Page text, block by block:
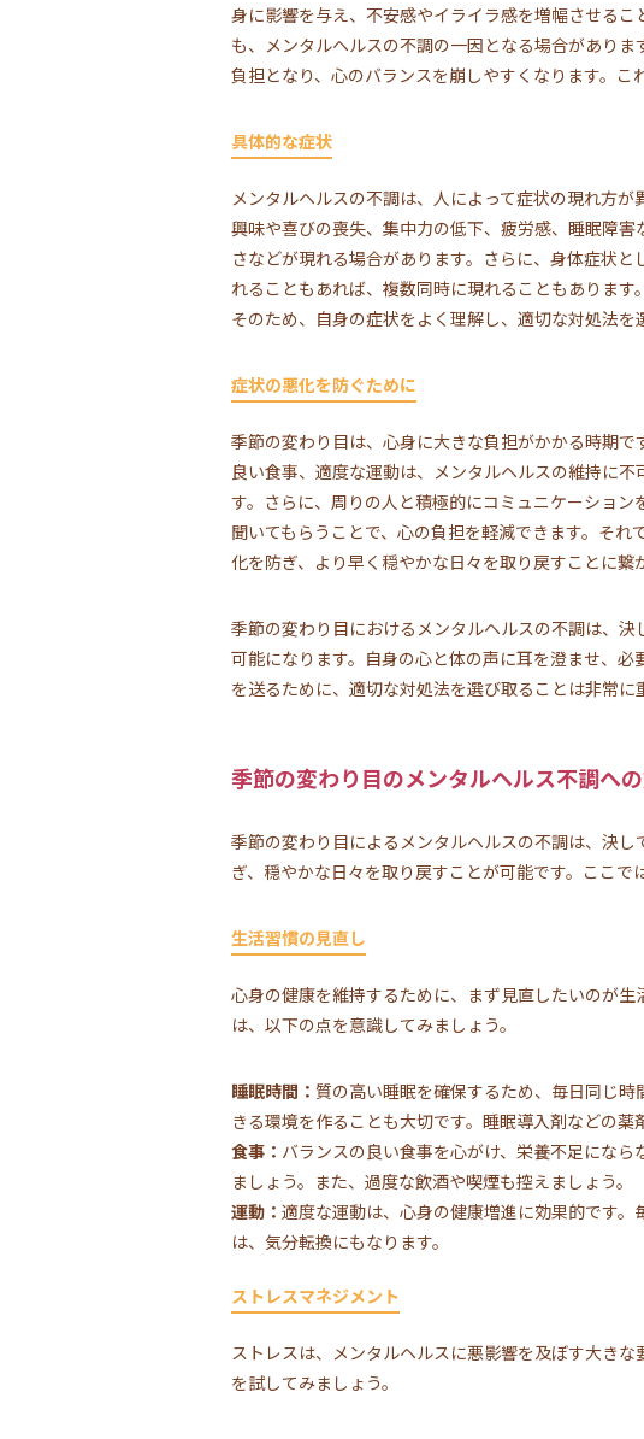
身に影響を与え、不安感やイライラ感を増幅させる
も、メンタルヘルスの不調の一因となる場合があり
負担となり、心のバランスを崩しやすくなります。こ
具体的な症状
メンタルヘルスの不調は、人によって症状の現れ方
興味や喜びの喪失、集中力の低下、疲労感、睡眠障
さなどが現れる場合があります。さらに、身体症状
れることもあれば、複数同時に現れることもありま
そのため、自身の症状をよく理解し、適切な対処法を
症状の悪化を防ぐために
季節の変わり目は、心身に大きな負担がかかる時期
良い食事、適度な運動は、メンタルヘルスの維持に
す。さらに、周りの人と積極的にコミュニケーショ
聞いてもらうことで、心の負担を軽減できます。そ
化を防ぎ、より早く穏やかな日々を取り戻すことに繋
季節の変わり目におけるメンタルヘルスの不調は、
可能になります。自身の心と体の声に耳を澄ませ、
を送るために、適切な対処法を選び取ることは非常
季節の変わり目のメンタルヘルス不調へ
季節の変わり目によるメンタルヘルスの不調は、決
ぎ、穏やかな日々を取り戻すことが可能です。ここで
生活習慣の見直し
心身の健康を維持するために、まず見直したいのが
は、以下の点を意識してみましょう。
睡眠時間： 質の高い睡眠を確保するため、毎日同じ
きる環境を作ることも大切です。睡眠導入剤などの薬
食事： バランスの良い食事を心がけ、栄養不足にな
ましょう。また、過度な飲酒や喫煙も控えましょう。
運動： 適度な運動は、心身の健康増進に効果的です
は、気分転換にもなります。
ストレスマネジメント
ストレスは、メンタルヘルスに悪影響を及ぼす大き
を試してみましょう。